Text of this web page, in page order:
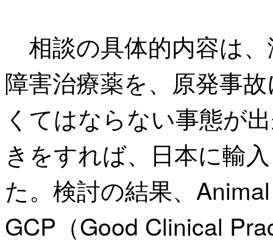
相談の具体的内容は
障害治療薬を、原発事
くてはならない事態が
きをすれば、日本に輸
た。検討の結果、
GCP（Good Clinical